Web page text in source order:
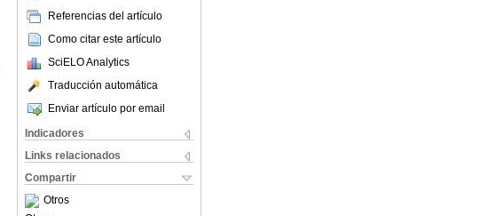
Referencias del artículo
Como citar este artículo
SciELO Analytics
Traducción automática
Enviar artículo por email
Indicadores
Links relacionados
Compartir
Otros